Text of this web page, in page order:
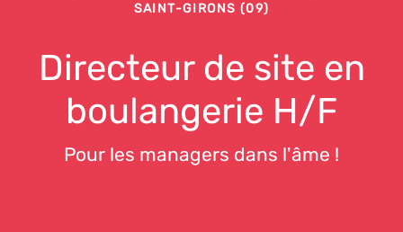
SAINT-GIRONS (09)
Directeur de site en
boulangerie H/F
Pour les managers dans l'âme !